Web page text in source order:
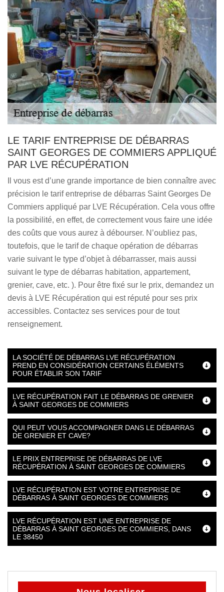
LE TARIF ENTREPRISE DE DÉBARRAS
SAINT GEORGES DE COMMIERS APPLIQUÉ
PAR LVE RÉCUPÉRATION
Il vous est d’une grande importance de bien connaître avec
précision le tarif entreprise de débarras Saint Georges De
Commiers appliqué par LVE Récupération. Cela vous offre
la possibilité, en effet, de correctement vous faire une idée
des coûts que vous aurez à débourser. N’oubliez pas,
toutefois, que le tarif de chaque opération de débarras
varie suivant le type d’objet à débarrasser, mais aussi
suivant le type de débarras habitation, appartement,
grenier, cave, etc. ). Pour être fixé sur le prix, demandez un
devis à LVE Récupération qui est réputé pour ses prix
accessibles. Contactez ses services pour de tout
renseignement.
LA SOCIÉTÉ DE DÉBARRAS LVE RÉCUPÉRATION
PREND EN CONSIDÉRATION CERTAINS ÉLÉMENTS
POUR ÉTABLIR SON TARIF
LVE RÉCUPÉRATION FAIT LE DÉBARRAS DE GRENIER
À SAINT GEORGES DE COMMIERS
QUI PEUT VOUS ACCOMPAGNER DANS LE DÉBARRAS
DE GRENIER ET CAVE?
LE PRIX ENTREPRISE DE DÉBARRAS DE LVE
RÉCUPÉRATION À SAINT GEORGES DE COMMIERS
LVE RÉCUPÉRATION EST VOTRE ENTREPRISE DE
DÉBARRAS À SAINT GEORGES DE COMMIERS
LVE RÉCUPÉRATION EST UNE ENTREPRISE DE
DÉBARRAS À SAINT GEORGES DE COMMIERS, DANS
LE 38450